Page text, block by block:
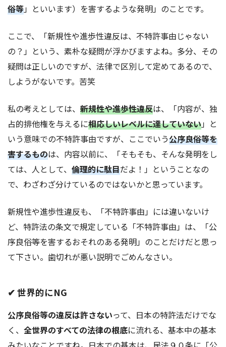
俗等」といいます）を害するような発明」のことです。
ここで、「新規性や進歩性違反は、不特許事由じゃない
の？」という、素朴な疑問が浮かびますよね。多分、その
疑問は正しいのですが、法律で区別して定めてあるので、
しようがないです。苦笑
私の考えとしては、 新規性や進歩性違反は、「内容が、独
占的排他権を与えるに相応しいレベルに達していない」と
いう意味での不特許事由ですが、ここでいう公序良俗等を
害するものは、内容以前に、「そもそも、そんな発明をし
ては、人として、 倫理的に駄目だよ！」ということなの
で、わざわざ分けているのではないかと思っています。
新規性や進歩性違反も、「不特許事由」には違いないけ
ど、特許法の条文で規定している「不特許事由」は、「公
序良俗等を害するおそれのある発明」のことだけだと思っ
て下さい。歯切れが悪い説明でごめんなさい。
✔ 世界的にNG
公序良俗等の違反は許さないって、日本の特許法だけでな
く、 全世界のすべての法律の根底に流れる、基本中の基本